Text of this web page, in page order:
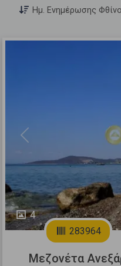
Ημ. Ενημέρωσης
4
Previous
283964
Μεζονέτα